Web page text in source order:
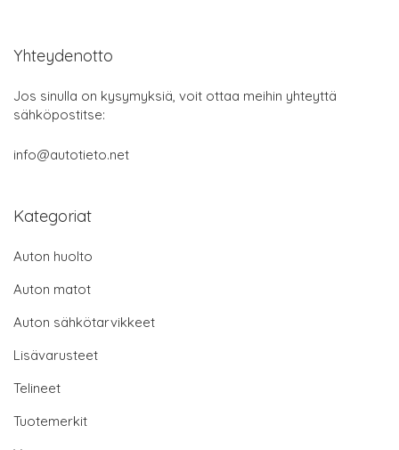
Yhteydenotto
Jos sinulla on kysymyksiä, voit ottaa meihin yhteyttä
sähköpostitse:
info@autotieto.net
Kategoriat
Auton huolto
Auton matot
Auton sähkötarvikkeet
Lisävarusteet
Telineet
Tuotemerkit